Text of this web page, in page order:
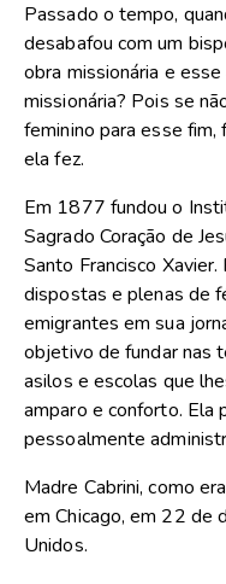
Passado o tempo,
desabafou com um
obra missionária e
missionária? Pois se
feminino para esse fim,
ela fez.
Em 1877 fundou o
Sagrado Coração de
Santo Francisco
dispostas e plenas de
emigrantes em sua
objetivo de fundar nas
asilos e escolas que
amparo e conforto. Ela
pessoalmente
Madre Cabrini, como
em Chicago, em 22 de
Unidos.